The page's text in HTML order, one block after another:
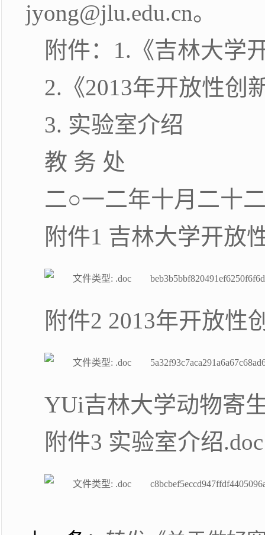
jyong@jlu.edu.cn。
附件：1.《吉林大学
2.《2013年开放性创
3. 实验室介绍
教 务 处
二○一二年十月二十
附件1 吉林大学开放
附件2 2013年开放性
YUi吉林大学动物寄
附件3 实验室介绍.doc